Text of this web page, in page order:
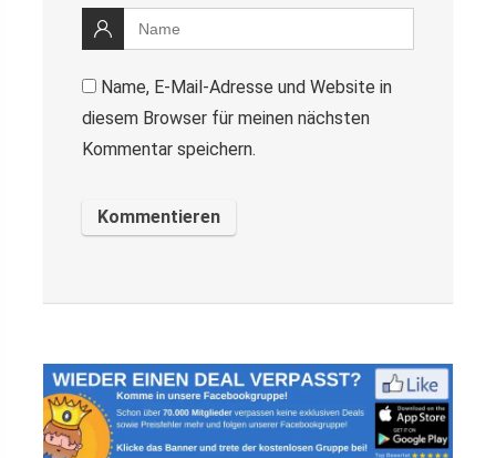
Name, E-Mail-Adresse und Website in
diesem Browser für meinen nächsten
Kommentar speichern.